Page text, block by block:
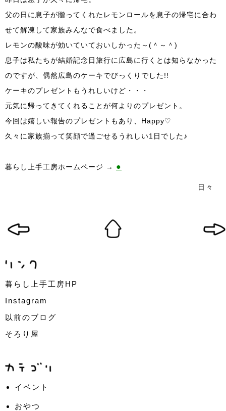
父の日に息子が贈ってくれたレモンロールを息子の帰宅に合わ
せて解凍して家族みんなで食べました。
レモンの酸味が効いていておいしかった～(＾～＾)
息子は私たちが結婚記念日旅行に広島に行くとは知らなかった
のですが、偶然広島のケーキでびっくりでした!!
ケーキのプレゼントもうれしいけど・・・
元気に帰ってきてくれることが何よりのプレゼント。
今回は嬉しい報告のプレゼントもあり、Happy♡
久々に家族揃って笑顔で過ごせるうれしい1日でした♪
暮らし上手工房ホームページ → ●
日々
暮らし上手工房HP
Instagram
以前のブログ
そろり屋
イベント
おやつ